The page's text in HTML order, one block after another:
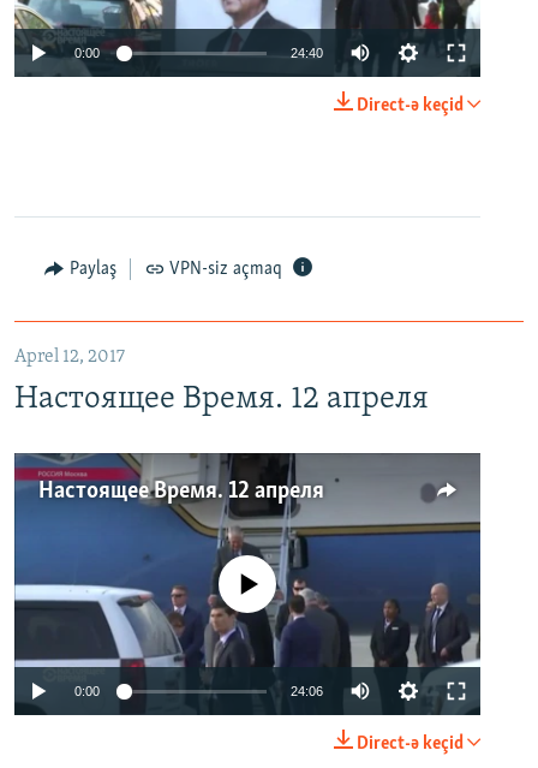
0:00 24:40
Direct-ə keçid
Paylaş VPN-siz açmaq
Aprel 12, 2017
Настоящее Время. 12 апреля
Настоящее Время. 12 апреля
No media source currently available
0:00 24:06
Direct-ə keçid